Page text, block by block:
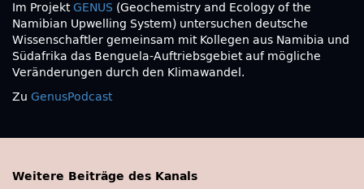
Im ProjektGENUS (Geochemistry and Ecology of the
Namibian Upwelling System) untersuchen deutsche
Wissenschaftler gemeinsam mit Kollegen aus Namibia und
Südafrika das Benguela-Auftriebsgebiet auf mögliche
Veränderungen durch den Klimawandel.
Zu GenusPodcast
Weitere Beiträge des Kanals